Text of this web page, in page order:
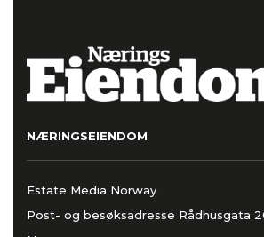
NÆRINGSEIENDOM
Estate Media Norway
Post- og besøksadresse Rådhusgata